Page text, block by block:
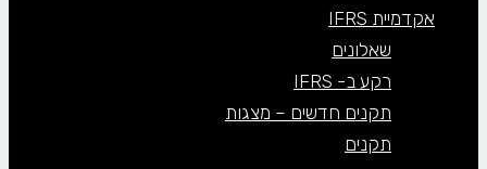
אקדמיית IFRS
שאלונים
רקע ב- IFRS
תקנים חדשים – מצגות
תקנים